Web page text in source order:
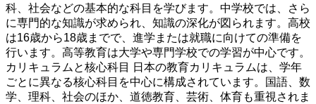
科、社会などの基本的な科目を学びます。中学校では、さら
に専門的な知識が求められ、知識の深化が図られます。高校
は16歳から18歳までで、進学または就職に向けての準備を
行います。高等教育は大学や専門学校での学習が中心です。
カリキュラムと核心科目 日本の教育カリキュラムは、学年
ごとに異なる核心科目を中心に構成されています。国語、数
学、理科、社会のほか、道徳教育、芸術、体育も重視されま